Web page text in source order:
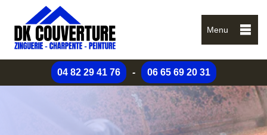
Menu
04 82 29 41 76 - 06 65 69 20 31